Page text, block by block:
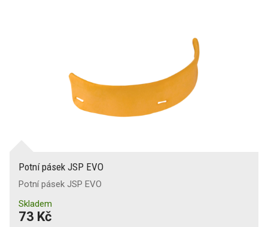
Potní pásek JSP EVO
Potní pásek JSP EVO
Skladem
73 Kč